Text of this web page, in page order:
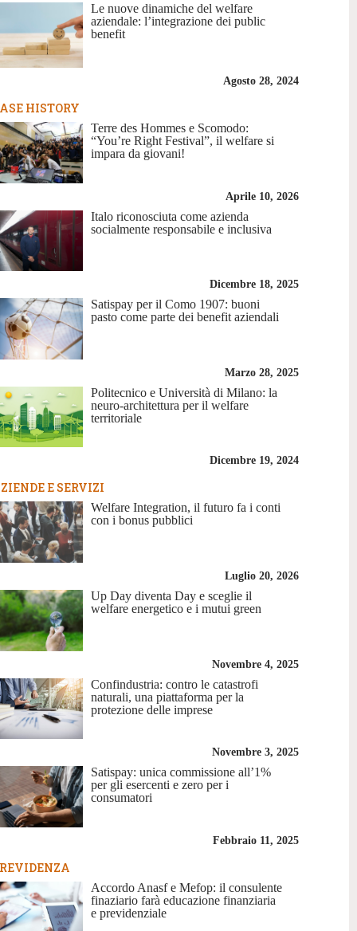
Le nuove dinamiche del welfare
aziendale: l’integrazione dei public
benefit
Agosto 28, 2024
HISTORY
Terre des Hommes e Scomodo:
“You’re Right Festival”, il welfare si
impara da giovani!
Aprile 10, 2026
Italo riconosciuta come azienda
socialmente responsabile e inclusiva
Dicembre 18, 2025
Satispay per il Como 1907: buoni
pasto come parte dei benefit aziendali
Marzo 28, 2025
Politecnico e Università di Milano: la
neuro-architettura per il welfare
territoriale
Dicembre 19, 2024
E SERVIZI
Welfare Integration, il futuro fa i conti
con i bonus pubblici
Luglio 20, 2026
Up Day diventa Day e sceglie il
welfare energetico e i mutui green
Novembre 4, 2025
Confindustria: contro le catastrofi
naturali, una piattaforma per la
protezione delle imprese
Novembre 3, 2025
Satispay: unica commissione all’1%
per gli esercenti e zero per i
consumatori
Febbraio 11, 2025
Accordo Anasf e Mefop: il consulente
finaziario farà educazione finanziaria
e previdenziale